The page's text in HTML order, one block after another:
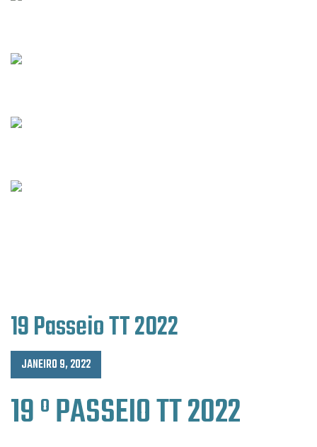
19 Passeio TT 2022
JANEIRO 9, 2022
19 º PASSEIO TT 2022